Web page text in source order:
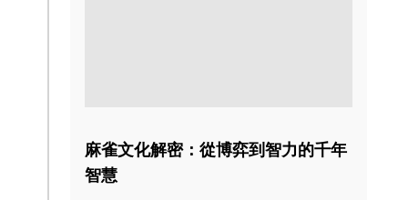
麻雀文化解密：從博弈到智力的千年
智慧